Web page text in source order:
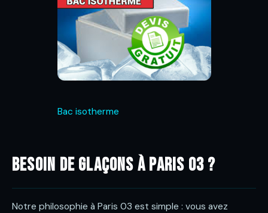
Bac isotherme
Besoin de glaçons à Paris 03 ?
Notre philosophie à Paris 03 est simple : vous avez